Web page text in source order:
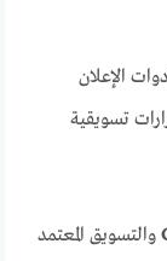
الإعلان
تسويقية
والتسويق المعتمد